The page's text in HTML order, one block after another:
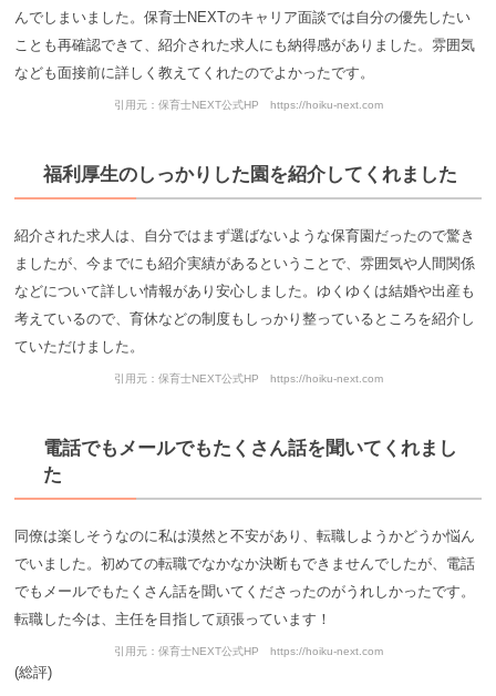
んでしまいました。保育士NEXTのキャリア面談では自分の優先したい
ことも再確認できて、紹介された求人にも納得感がありました。雰囲気
なども面接前に詳しく教えてくれたのでよかったです。
引用元：保育士NEXT公式HP https://hoiku-next.com
福利厚生のしっかりした園を紹介してくれました
紹介された求人は、自分ではまず選ばないような保育園だったので驚き
ましたが、今までにも紹介実績があるということで、雰囲気や人間関係
などについて詳しい情報があり安心しました。ゆくゆくは結婚や出産も
考えているので、育休などの制度もしっかり整っているところを紹介し
ていただけました。
引用元：保育士NEXT公式HP https://hoiku-next.com
電話でもメールでもたくさん話を聞いてくれまし
た
同僚は楽しそうなのに私は漠然と不安があり、転職しようかどうか悩ん
でいました。初めての転職でなかなか決断もできませんでしたが、電話
でもメールでもたくさん話を聞いてくださったのがうれしかったです。
転職した今は、主任を目指して頑張っています！
引用元：保育士NEXT公式HP https://hoiku-next.com
(総評)